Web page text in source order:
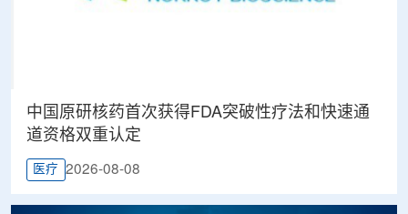
中国原研核药首次获得FDA突破性疗法和快速通
道资格双重认定
医疗 2026-08-08